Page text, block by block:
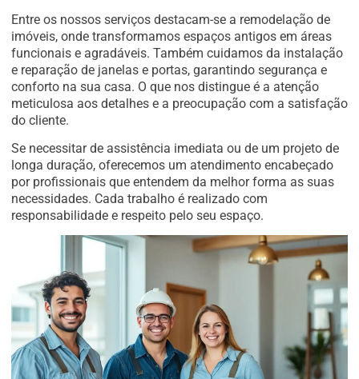
Entre os nossos serviços destacam-se a remodelação de
imóveis, onde transformamos espaços antigos em áreas
funcionais e agradáveis. Também cuidamos da instalação
e reparação de janelas e portas, garantindo segurança e
conforto na sua casa. O que nos distingue é a atenção
meticulosa aos detalhes e a preocupação com a satisfação
do cliente.
Se necessitar de assistência imediata ou de um projeto de
longa duração, oferecemos um atendimento encabeçado
por profissionais que entendem da melhor forma as suas
necessidades. Cada trabalho é realizado com
responsabilidade e respeito pelo seu espaço.